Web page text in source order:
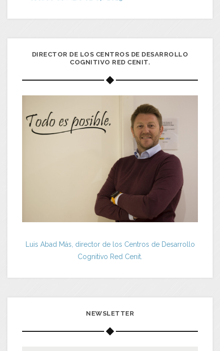
DIRECTOR DE LOS CENTROS DE DESARROLLO
COGNITIVO RED CENIT.
Luis Abad Más, director de los Centros de Desarrollo
Cognitivo Red Cenit.
NEWSLETTER